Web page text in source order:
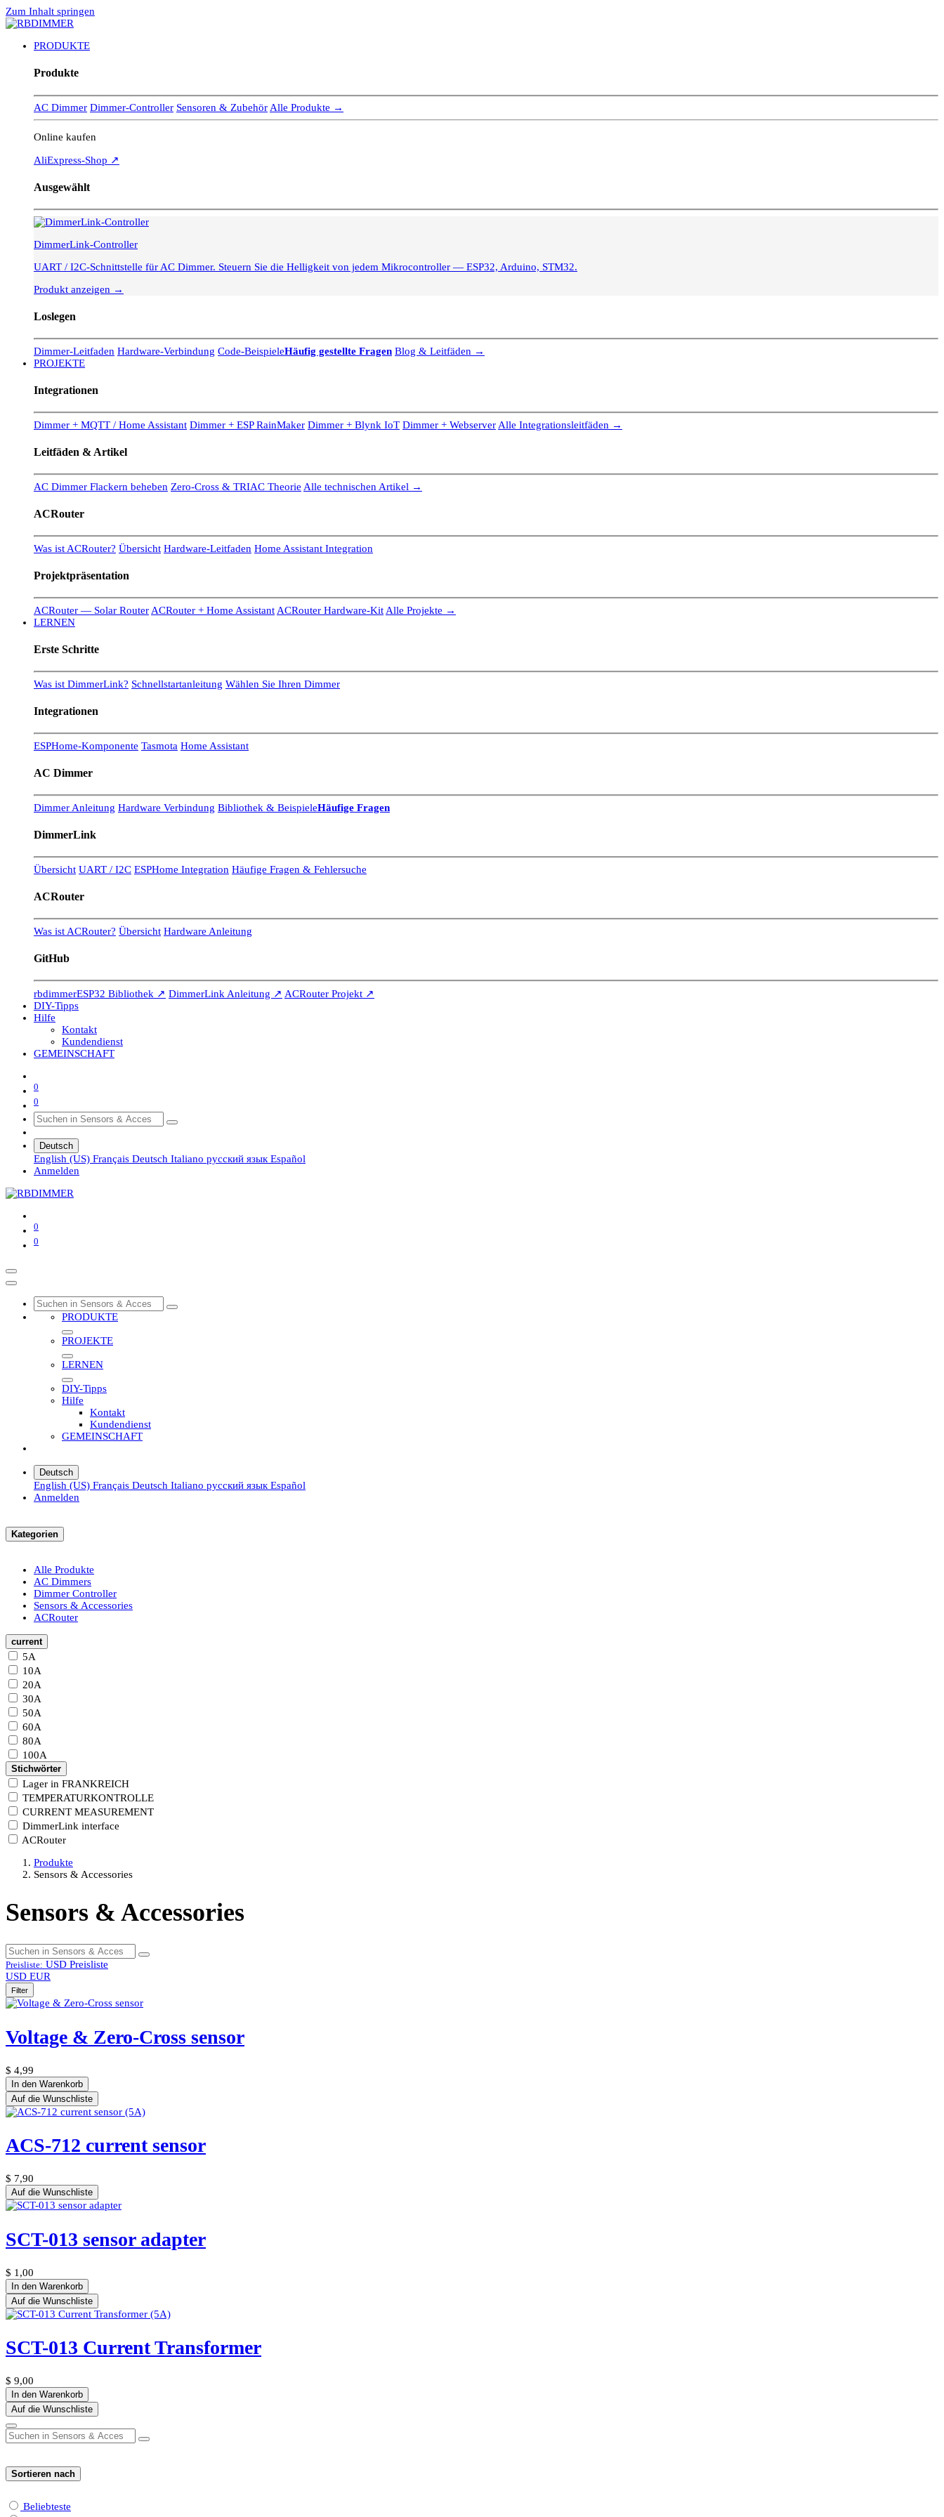
Zum Inhalt springen
PRODUKTE
Produkte
AC Dimmer Dimmer-Controller Sensoren & Zubehör Alle Produkte →
Online kaufen
AliExpress-Shop ↗
Ausgewählt
DimmerLink-Controller
UART / I2C-Schnittstelle für AC Dimmer. Steuern Sie die Helligkeit von jedem Mikrocontroller — ESP32, Arduino, STM32.
Produkt anzeigen →
Loslegen
Dimmer-Leitfaden Hardware-Verbindung Code-BeispieleHäufig gestellte Fragen Blog & Leitfäden →
PROJEKTE
Integrationen
Dimmer + MQTT / Home Assistant Dimmer + ESP RainMaker Dimmer + Blynk IoT Dimmer + Webserver Alle Integrationsleitfäden →
Leitfäden & Artikel
AC Dimmer Flackern beheben Zero-Cross & TRIAC Theorie Alle technischen Artikel →
ACRouter
Was ist ACRouter? Übersicht Hardware-Leitfaden Home Assistant Integration
Projektpräsentation
ACRouter — Solar Router ACRouter + Home Assistant ACRouter Hardware-Kit Alle Projekte →
LERNEN
Erste Schritte
Was ist DimmerLink? Schnellstartanleitung Wählen Sie Ihren Dimmer
Integrationen
ESPHome-Komponente Tasmota Home Assistant
AC Dimmer
Dimmer Anleitung Hardware Verbindung Bibliothek & BeispieleHäufige Fragen
DimmerLink
Übersicht UART / I2C ESPHome Integration Häufige Fragen & Fehlersuche
ACRouter
Was ist ACRouter? Übersicht Hardware Anleitung
GitHub
rbdimmerESP32 Bibliothek ↗ DimmerLink Anleitung ↗ ACRouter Projekt ↗
DIY-Tipps
Hilfe
Kontakt
Kundendienst
GEMEINSCHAFT
0
0
Deutsch
English (US) Français Deutsch Italiano русский язык Español
Anmelden
0
0
PRODUKTE
PROJEKTE
LERNEN
DIY-Tipps
Hilfe
Kontakt
Kundendienst
GEMEINSCHAFT
Deutsch
English (US) Français Deutsch Italiano русский язык Español
Anmelden
Kategorien
Alle Produkte
AC Dimmers
Dimmer Controller
Sensors & Accessories
ACRouter
current
5A
10A
20A
30A
50A
60A
80A
100A
Stichwörter
Lager in FRANKREICH
TEMPERATURKONTROLLE
CURRENT MEASUREMENT
DimmerLink interface
ACRouter
Produkte
Sensors & Accessories
Sensors & Accessories
Preisliste: USD Preisliste
USD EUR
Filter
Voltage & Zero-Cross sensor
$ 4,99
In den Warenkorb
Auf die Wunschliste
ACS-712 current sensor
$ 7,90
Auf die Wunschliste
SCT-013 sensor adapter
$ 1,00
In den Warenkorb
Auf die Wunschliste
SCT-013 Current Transformer
$ 9,00
In den Warenkorb
Auf die Wunschliste
Sortieren nach
Beliebteste